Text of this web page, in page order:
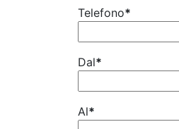
Telefono*
Dal*
Al*